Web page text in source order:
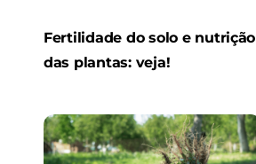
Fertilidade do solo e nutrição
das plantas: veja!